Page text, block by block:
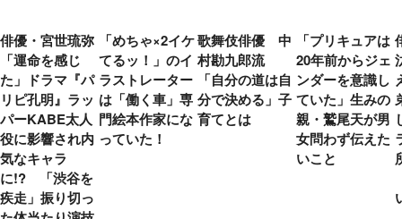
俳優・宮世琉弥
「運命を感じ
た」ドラマ『パ
リピ孔明』ラッ
パーKABE太人
役に影響され内
気なキャラ
に!? 「渋谷を
疾走」振り切っ
「めちゃ×2イケ
てるッ！」のイ
ラストレーター
は「働く車」専
門絵本作家にな
っていた！
歌舞伎俳優 中
村勘九郎流
「自分の道は自
分で決める」子
育てとは
「プリキュアは
20年前からジェ
ンダーを意識し
ていた」生みの
親・鷲尾天が男
女問わず伝えた
いこと